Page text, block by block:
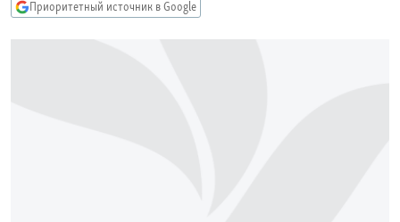
Вернутся
КАВКАЗ.РЕАЛИИ
Приоритетный источник в Google